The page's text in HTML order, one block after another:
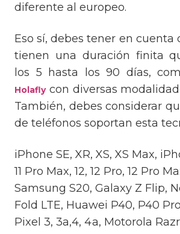
diferente al europeo.
Eso sí, debes tener en cuenta
tienen una duración finita
los 5 hasta los 90 días,
Holaflycon diversas
También, debes considerar
de teléfonos soportan esta
iPhone SE, XR, XS, XS Max,
11 Pro Max, 12, 12 Pro, 12 Pro
Samsung S20, Galaxy Z Flip,
Fold LTE, Huawei P40, P40
Pixel 3, 3a,4, 4a, Motorola Razr